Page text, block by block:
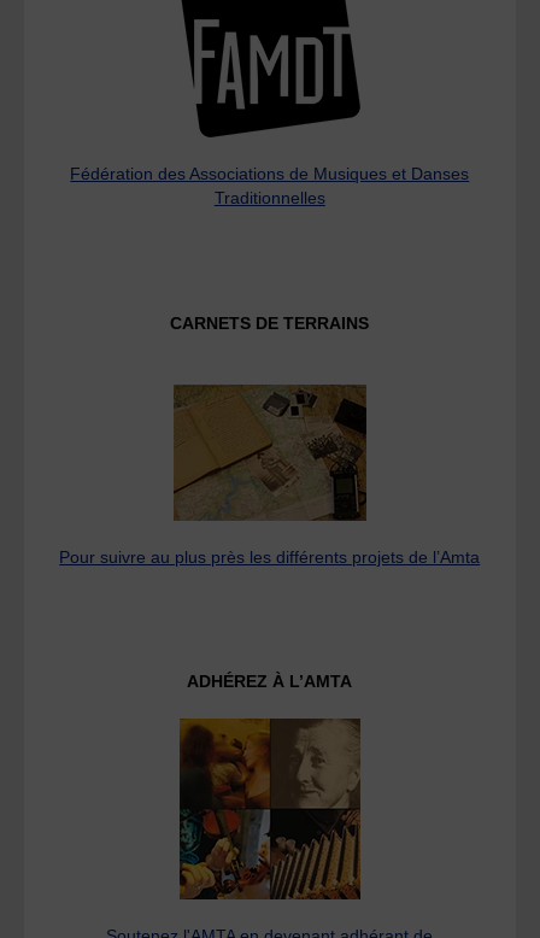
Fédération des Associations de Musiques et Danses
Traditionnelles
CARNETS DE TERRAINS
Pour suivre au plus près les différents projets de l’Amta
ADHÉREZ À L’AMTA